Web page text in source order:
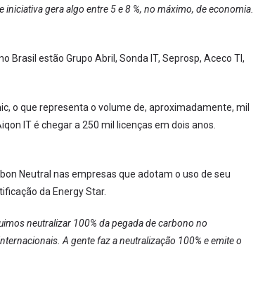
gera algo entre 5 e 8 %, no máximo, de economia.
Brasil estão Grupo Abril, Sonda IT, Seprosp, Aceco TI,
o que representa o volume de, aproximadamente, mil
IT é chegar a 250 mil licenças em dois anos.
Neutral nas empresas que adotam o uso de seu
da Energy Star.
neutralizar 100% da pegada de carbono no
A gente faz a neutralização 100% e emite o